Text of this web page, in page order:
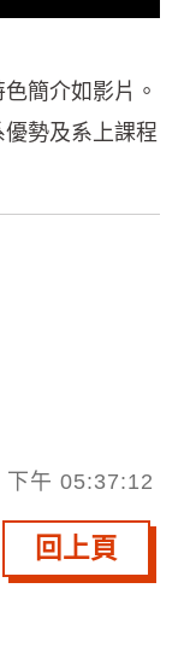
簡介如影片。
勢及系上課程
午 05:37:12
回上頁